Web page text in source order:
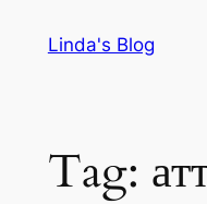
Linda's Blog
Tag: